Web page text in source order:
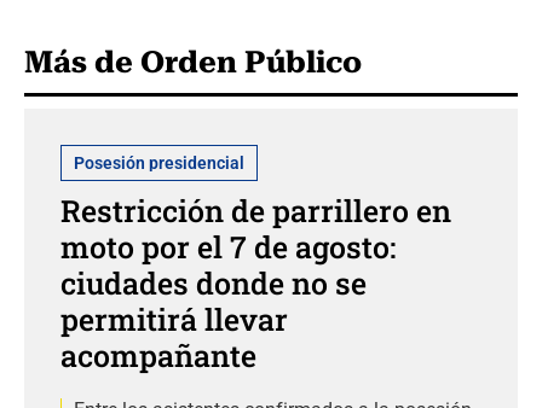
Más de Orden Público
Posesión presidencial
Restricción de parrillero en
moto por el 7 de agosto:
ciudades donde no se
permitirá llevar
acompañante